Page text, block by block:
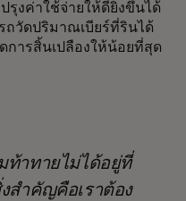
รุงค่าใช้จ่ายให้ดียิ่งขึ้นได้
ถวัดปริมาณเบียร์ที่รินได้
ารสิ้นเปลืองให้น้อยที่สุด
ท้าทายไม่ได้อยู่ที่
สำคัญคือเราต้อง